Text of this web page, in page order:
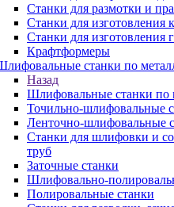
Станки для размотки и
Станки для изготовления
Станки для изготовления
Крафтформеры
станки по
Назад
Шлифовальные станки по
Точильно-шлифовальные
Ленточно-шлифовальные
Станки для шлифовки и
труб
Заточные станки
Шлифовально-
Полировальные станки